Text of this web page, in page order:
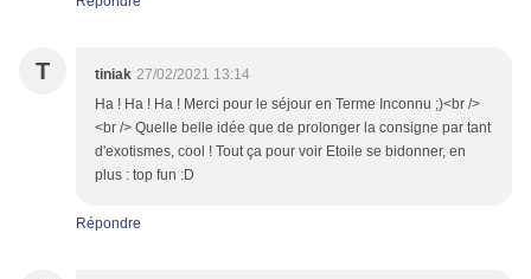
T tiniak 27/02/2021 13:14
Ha ! Ha ! Ha ! Merci pour le séjour en Terme Inconnu ;)<br />
<br /> Quelle belle idée que de prolonger la consigne par tant
d'exotismes, cool ! Tout ça pour voir Etoile se bidonner, en
plus : top fun :D
Répondre